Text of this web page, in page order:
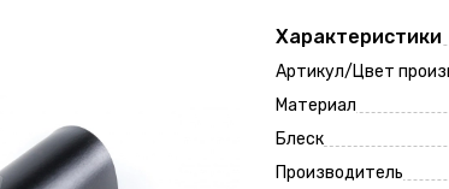
Характеристики
Артикул/Цвет
Материал
Блеск
Производитель